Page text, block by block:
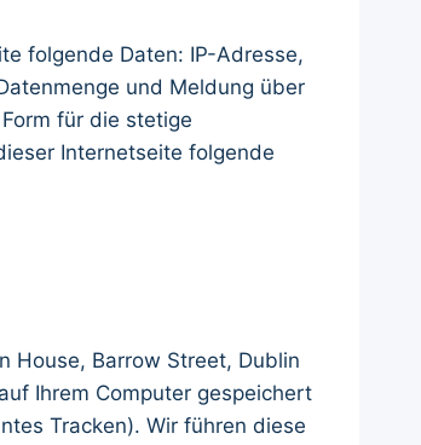
folgende Daten: IP-Adresse,
und Meldung über
für die stetige
Internetseite folgende
House, Barrow Street, Dublin
Ihrem Computer gespeichert
Tracken). Wir führen diese